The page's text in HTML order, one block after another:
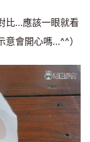
比…應該一眼就看
意會開心嗎…^^）